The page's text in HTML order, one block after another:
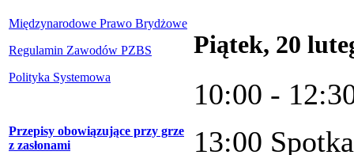
Międzynarodowe Prawo Brydżowe
Regulamin Zawodów PZBS
Polityka Systemowa
Przepisy obowiązujące przy grze
z zasłonami
Piątek, 20
10:00 -
13:00